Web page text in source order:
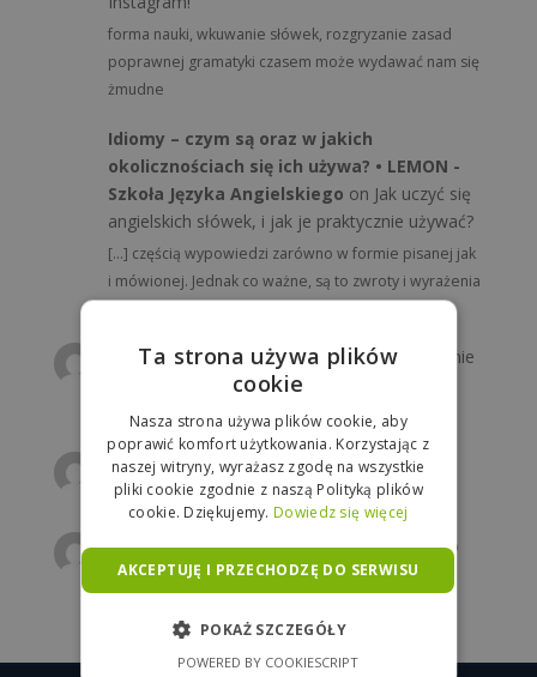
forma nauki, wkuwanie słówek, rozgryzanie zasad
poprawnej gramatyki czasem może wydawać nam się
żmudne
Idiomy – czym są oraz w jakich
okolicznościach się ich używa? • LEMON -
Szkoła Języka Angielskiego on Jak uczyć się
angielskich słówek, i jak je praktycznie używać?
[…] częścią wypowiedzi zarówno w formie pisanej jak
i mówionej. Jednak co ważne, są to zwroty i wyrażenia
MaGonWakacyjna lekcja angielskiego: pytanie
Jakie są rodzaje dróg ?
AnnononZagadka z języka angielskiego
beach łatwizna, coś ambitniejszego ?
MaGonPoniedziałkowy rebus z angielskiego
TRAmwaVEL = travel :D
Ta strona używa plików
cookie
Nasza strona używa plików cookie, aby
poprawić komfort użytkowania. Korzystając z
naszej witryny, wyrażasz zgodę na wszystkie
pliki cookie zgodnie z naszą Polityką plików
cookie. Dziękujemy. Dowiedz się więcej
AKCEPTUJĘ I PRZECHODZĘ DO SERWISU
POKAŻ SZCZEGÓŁY
POWERED BY COOKIESCRIPT